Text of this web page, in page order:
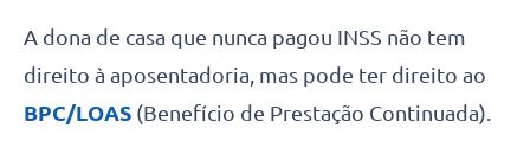
A dona de casa que nunca pagou INSS não tem
direito à aposentadoria, mas pode ter direito ao
BPC/LOAS (Benefício de Prestação Continuada).